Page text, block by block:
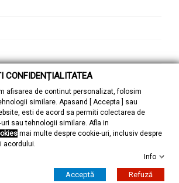
© 2026 - ZuMont Shop SRL
CONFIDENȚIALITATEA
afisarea de continut personalizat, folosim
similare. Apasand [ Accepta ] sau
esti de acord sa permiti colectarea de
sau tehnologii similare. Afla in
mai multe despre cookie-uri, inclusiv despre
acordului.
Info
Acceptă Refuză